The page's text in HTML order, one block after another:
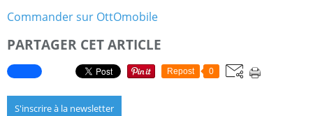
Commander sur OttOmobile
PARTAGER CET ARTICLE
Repost 0
S'inscrire à la newsletter